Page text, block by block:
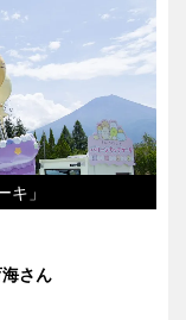
キ」
さん